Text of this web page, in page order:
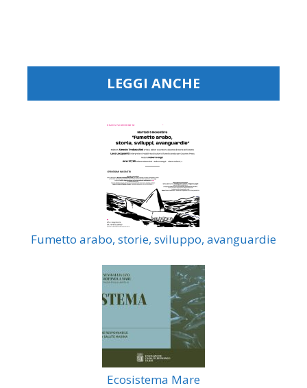
LEGGI ANCHE
Fumetto arabo, storie, sviluppo, avanguardie
Ecosistema Mare